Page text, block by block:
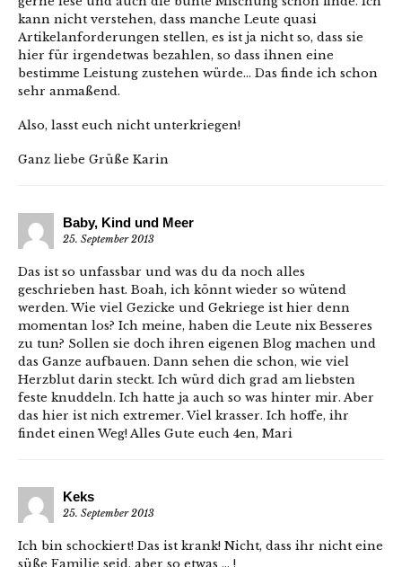
kann nicht verstehen, dass manche Leute quasi
Artikelanforderungen stellen, es ist ja nicht so, dass sie
hier für irgendetwas bezahlen, so dass ihnen eine
bestimme Leistung zustehen würde… Das finde ich schon
sehr anmaßend.
Also, lasst euch nicht unterkriegen!
Ganz liebe Grüße Karin
Baby, Kind und Meer
25. September 2013
Das ist so unfassbar und was du da noch alles
geschrieben hast. Boah, ich könnt wieder so wütend
werden. Wie viel Gezicke und Gekriege ist hier denn
momentan los? Ich meine, haben die Leute nix Besseres
zu tun? Sollen sie doch ihren eigenen Blog machen und
das Ganze aufbauen. Dann sehen die schon, wie viel
Herzblut darin steckt. Ich würd dich grad am liebsten
feste knuddeln. Ich hatte ja auch so was hinter mir. Aber
das hier ist nich extremer. Viel krasser. Ich hoffe, ihr
findet einen Weg! Alles Gute euch 4en, Mari
Keks
25. September 2013
Ich bin schockiert! Das ist krank! Nicht, dass ihr nicht eine